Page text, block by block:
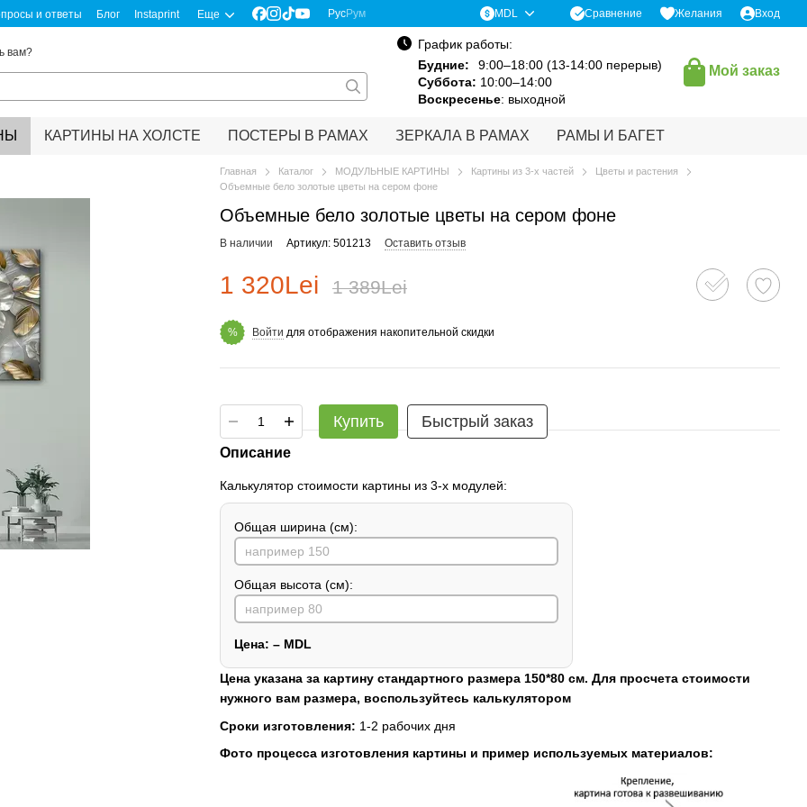
и ответы Блог Instaprint Еще РусРум MDL Сравнение Желания Вход
вам?
График работы:
Будние:
9:00–18:00 (13-14:00 перерыв)
Суббота: 10:00–14:00
Воскресенье: выходной
Мой заказ
КАРТИНЫ НА ХОЛСТЕ ПОСТЕРЫ В РАМАХ ЗЕРКАЛА В РАМАХ РАМЫ И БАГЕТ
Главная Каталог МОДУЛЬНЫЕ КАРТИНЫ Картины из 3-х частей
Цветы и растения
Объемные бело золотые цветы на сером фоне
Объемные бело золотые цветы на сером фоне
В наличии Артикул: 501213 Оставить отзыв
1 320Lei 1 389Lei
% Войти для отображения накопительной скидки
Купить Быстрый заказ
Описание
Калькулятор стоимости картины из 3-х модулей:
Общая ширина (см):
Общая высота (см):
Цена: – MDL
Цена указана за картину стандартного размера 150*80 см. Для просчета стоимости
нужного вам размера, воспользуйтесь калькулятором
Сроки изготовления: 1-2 рабочих дня
Фото процесса изготовления картины и пример используемых материалов: